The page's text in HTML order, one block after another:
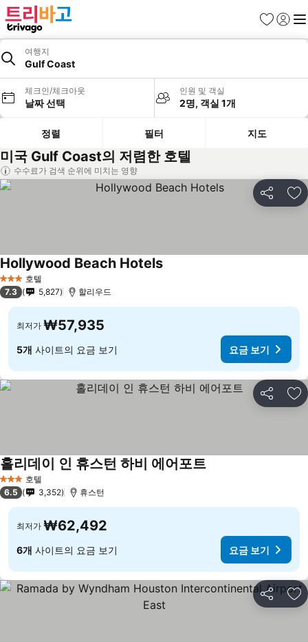
즐겨찾기
로그인
메
여행지
Gulf Coast
체크인/체크아웃
날짜 선택
인원 및 객실
2명, 객실 1개
정렬 필터 지도
미국 Gulf Coast의 저렴한 호텔
수수료가 검색 순위에 미치는 영향
공유 즐
3 성급 호텔
Hollywood Beach Hotels
7.3 5,827 할리우드
최저가 ₩57,935
5개 사이트의 요금 보기 요금 보기
공유 즐
3 성급 호텔
홀리데이 인 휴스턴 하비 에어포트
6.5 3,352 휴스턴
최저가 ₩62,492
6개 사이트의 요금 보기 요금 보기
공유 즐